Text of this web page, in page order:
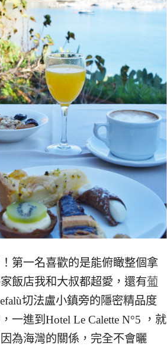
第一名喜歡的是能俯瞰整個拿
飯店我和大叔都超愛，還有葡
切法盧小鎮旁的隱密精品度
進到Hotel Le Calette N°5 ，就
為海灣的關係，完全不會曬